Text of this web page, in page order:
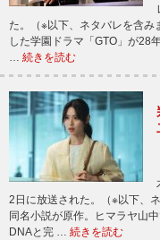
た。（※以下、ネタバレを含
した学園ドラマ「GTO」が28
続きを読む
2日に放送された。（※以下、
同名小説が原作。ヒマラヤ山
DNAと完 … 続きを読む